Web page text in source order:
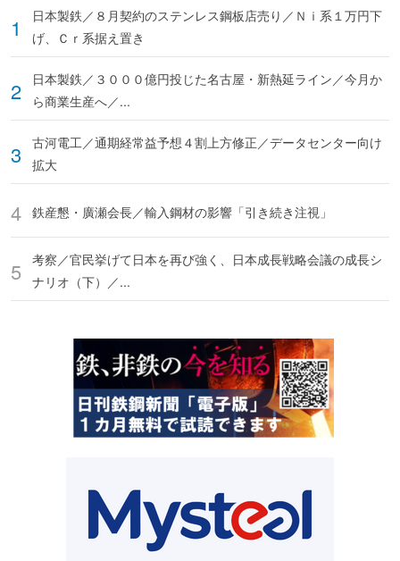
日本製鉄／８月契約のステンレス鋼板店売り／Ｎｉ系１万円下
げ、Ｃｒ系据え置き
日本製鉄／３０００億円投じた名古屋・新熱延ライン／今月か
ら商業生産へ／...
古河電工／通期経常益予想４割上方修正／データセンター向け
拡大
鉄産懇・廣瀬会長／輸入鋼材の影響「引き続き注視」
考察／官民挙げて日本を再び強く、日本成長戦略会議の成長シ
ナリオ（下）／...